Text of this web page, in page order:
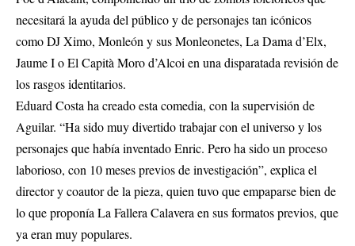
necesitará la ayuda del público y de personajes tan icónicos
como DJ Ximo, Monleón y sus Monleonetes, La Dama d’Elx,
Jaume I o El Capità Moro d’Alcoi en una disparatada revisión de
los rasgos identitarios.
Eduard Costa ha creado esta comedia, con la supervisión de
Aguilar. “Ha sido muy divertido trabajar con el universo y los
personajes que había inventado Enric. Pero ha sido un proceso
laborioso, con 10 meses previos de investigación”, explica el
director y coautor de la pieza, quien tuvo que empaparse bien de
lo que proponía La Fallera Calavera en sus formatos previos, que
ya eran muy populares.